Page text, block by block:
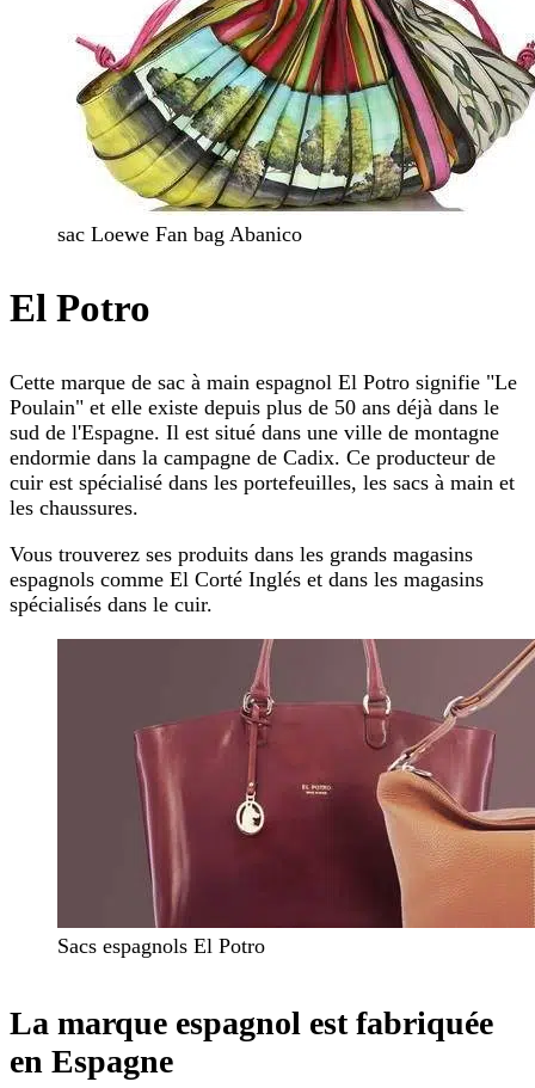
sac Loewe Fan bag Abanico
El Potro
Cette marque de sac à main espagnol El Potro signifie "Le
Poulain" et elle existe depuis plus de 50 ans déjà dans le
sud de l'Espagne. Il est situé dans une ville de montagne
endormie dans la campagne de Cadix. Ce producteur de
cuir est spécialisé dans les portefeuilles, les sacs à main et
les chaussures.
Vous trouverez ses produits dans les grands magasins
espagnols comme El Corté Inglés et dans les magasins
spécialisés dans le cuir.
Sacs espagnols El Potro
La marque espagnol est fabriquée
en Espagne